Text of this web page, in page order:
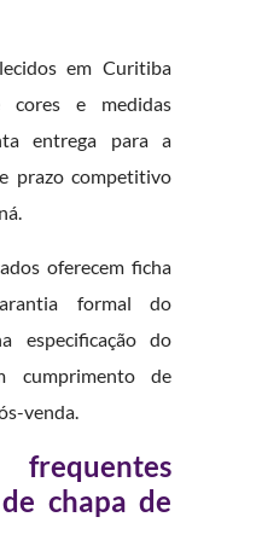
em Curitiba
cores e medidas
entrega para a
prazo competitivo
oferecem ficha
formal do
especificação do
cumprimento de
venda.
chapa de